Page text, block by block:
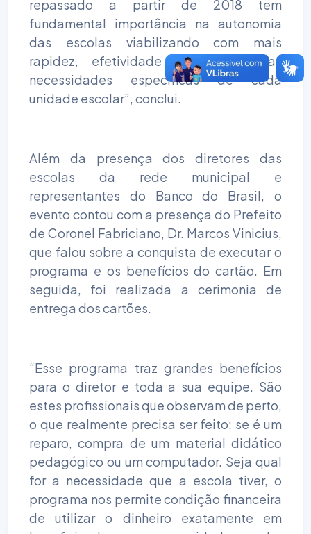
repassado a partir de 2018 tem
fundamental importância na autonomia
das escolas viabilizando com mais
rapidez, efetividade e eficiência as
necessidades especificas de cada
unidade escolar”, conclui.
Além da presença dos diretores das
escolas da rede municipal e
representantes do Banco do Brasil, o
evento contou com a presença do Prefeito
de Coronel Fabriciano, Dr. Marcos Vinicius,
que falou sobre a conquista de executar o
programa e os benefícios do cartão. Em
seguida, foi realizada a cerimonia de
entrega dos cartões.
“Esse programa traz grandes benefícios
para o diretor e toda a sua equipe. São
estes profissionais que observam de perto,
o que realmente precisa ser feito: se é um
reparo, compra de um material didático
pedagógico ou um computador. Seja qual
for a necessidade que a escola tiver, o
programa nos permite condição financeira
de utilizar o dinheiro exatamente em